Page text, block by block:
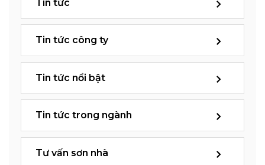
Tin tức
Tin tức công ty
Tin tức nổi bật
Tin tức trong ngành
Tư vấn sơn nhà